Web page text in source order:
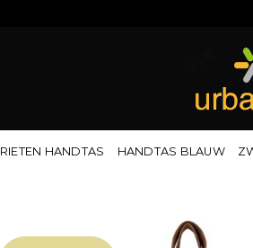
RIETEN HANDTAS HANDTAS BLAUW